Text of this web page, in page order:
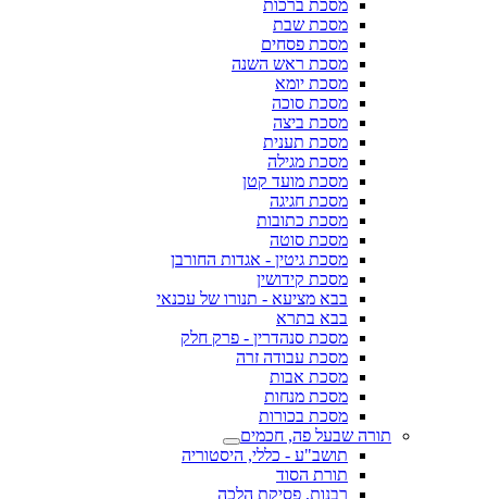
מסכת ברכות
מסכת שבת
מסכת פסחים
מסכת ראש השנה
מסכת יומא
מסכת סוכה
מסכת ביצה
מסכת תענית
מסכת מגילה
מסכת מועד קטן
מסכת חגיגה
מסכת כתובות
מסכת סוטה
מסכת גיטין - אגדות החורבן
מסכת קידושין
בבא מציעא - תנורו של עכנאי
בבא בתרא
מסכת סנהדרין - פרק חלק
מסכת עבודה זרה
מסכת אבות
מסכת מנחות
מסכת בכורות
תורה שבעל פה, חכמים
תושב"ע - כללי, היסטוריה
תורת הסוד
רבנות, פסיקת הלכה